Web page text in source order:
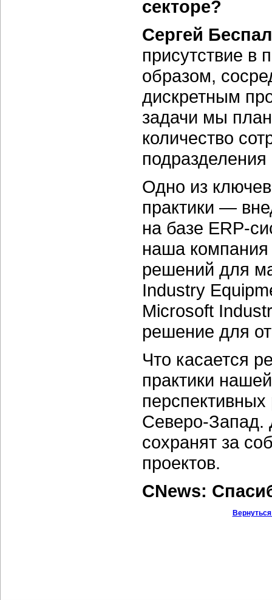
секторе?
Сергей
присутствие в
образом,
дискретным
задачи мы
количество
Одно из
практики —
на базе ERP-
наша компания
решений для
Industry
Microsoft
решение для
Что касается
практики
Северо-Запад.
сохранят за
проектов.
CNews: